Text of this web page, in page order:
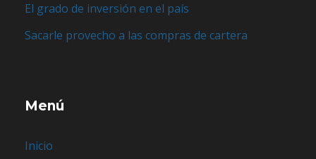
El grado de inversión en el país
Sacarle provecho a las compras de cartera
Menú
Inicio